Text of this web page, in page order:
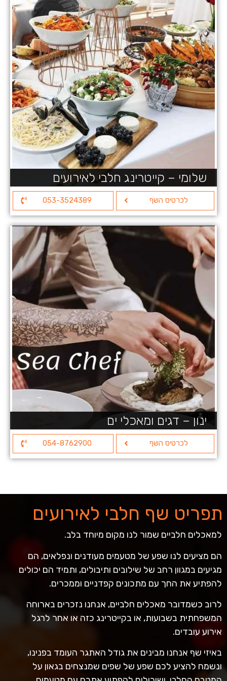
שלומי – קייטרינג חלבי לאירועים
לכרטיס השף 053-3524389
ינון – דגים ומאכלי ים
לכרטיס השף 054-8762900
תפריט שף חלבי לאירועים
למאכלים חלביים שמור לנו מקום מיוחד בלב.
הם מציעים לנו שפע של מטעמים מעודנים ונפלאים, הם
מגיעים במגוון רחב של שילובים ותיבולים, ותמיד הם יכולים
להפתיע את החך עם מתכונים קפדניים וממכרים.
לרוב כשמדובר מאכלים חלביים, אנחנו נזכרים בארוחה
המשפחתית בשבועות, או בקייטרינג כזה או אחר לרגל
אירוע עובדים.
באיזי שף אנחנו מבינים את גודל האתגר העומד בפנינו,
ונשמח להציע לכם שפע של שפים שמנצחים בגאון על